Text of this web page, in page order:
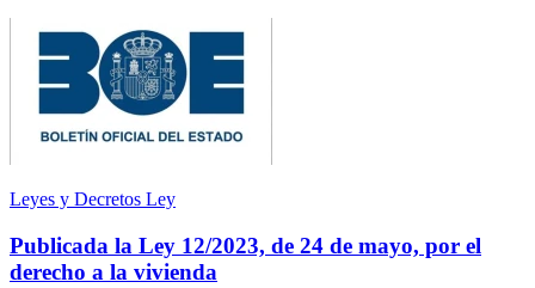
Leyes y Decretos Ley
Publicada la Ley 12/2023, de 24 de mayo, por el
derecho a la vivienda